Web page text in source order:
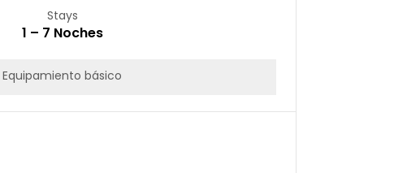
Stays
1 – 7 Noches
Equipamiento básico